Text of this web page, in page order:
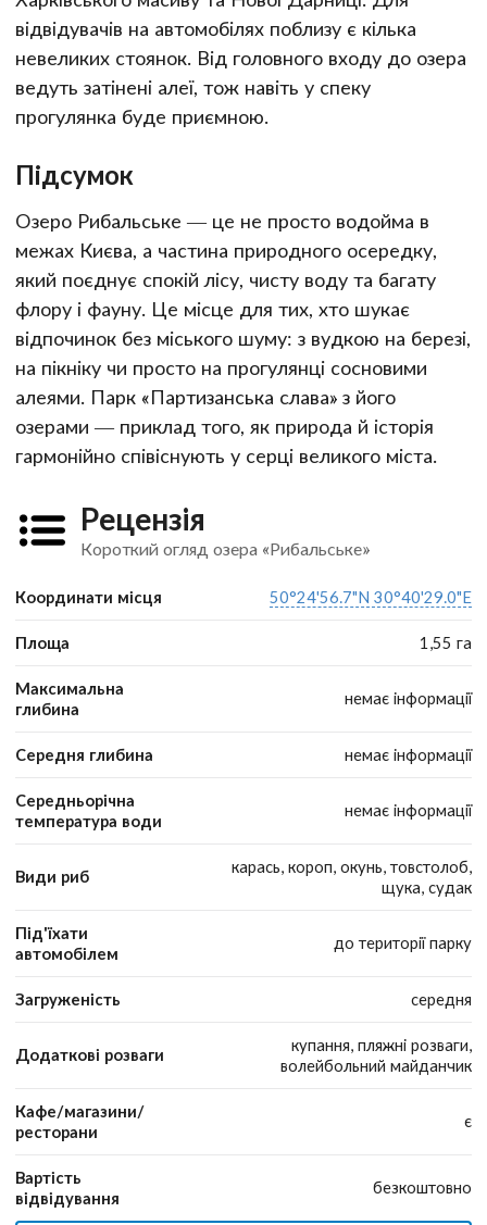
відвідувачів на автомобілях поблизу є кілька
невеликих стоянок. Від головного входу до озера
ведуть затінені алеї, тож навіть у спеку
прогулянка буде приємною.
Підсумок
Озеро Рибальське — це не просто водойма в
межах Києва, а частина природного осередку,
який поєднує спокій лісу, чисту воду та багату
флору і фауну. Це місце для тих, хто шукає
відпочинок без міського шуму: з вудкою на березі,
на пікніку чи просто на прогулянці сосновими
алеями. Парк «Партизанська слава» з його
озерами — приклад того, як природа й історія
гармонійно співіснують у серці великого міста.
Рецензія
Короткий огляд озера «Рибальське»
Координати місця 50°24'56.7"N 30°40'29.0"E
Площа 1,55 га
Максимальна
глибина
немає інформації
Середня глибина немає інформації
Середньорічна
температура води
немає інформації
Види риб
карась, короп, окунь, товстолоб,
щука, судак
Під'їхати
автомобілем
до території парку
Загруженість середня
Додаткові розваги
купання, пляжні розваги,
волейбольний майданчик
Кафе/магазини/
ресторани
є
Вартість
відвідування
безкоштовно